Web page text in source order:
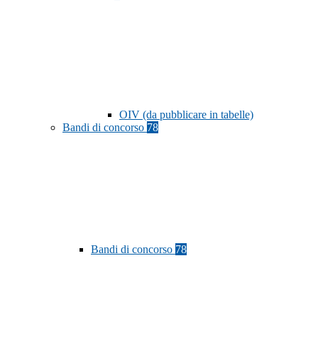
OIV (da pubblicare in tabelle)
Bandi di concorso 78
Bandi di concorso 78